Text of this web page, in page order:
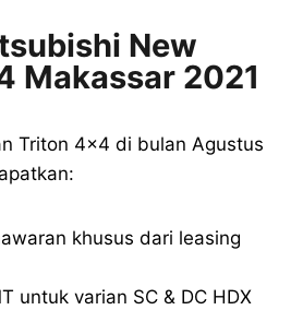
New
Makassar 2021
Triton 4×4 di bulan Agustus
khusus dari leasing
untuk varian SC & DC HDX